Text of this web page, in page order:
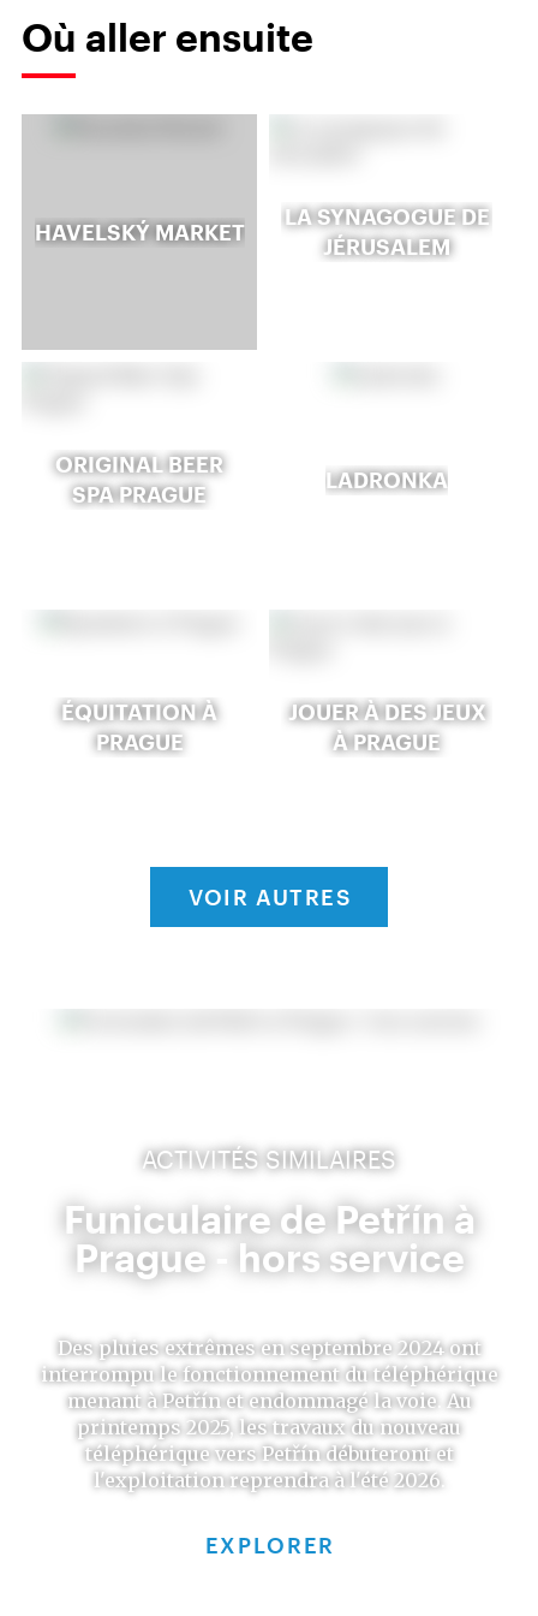
Où aller ensuite
HAVELSKÝ MARKET
LA SYNAGOGUE DE
JÉRUSALEM
ORIGINAL BEER
SPA PRAGUE
LADRONKA
ÉQUITATION À
PRAGUE
JOUER À DES JEUX
À PRAGUE
VOIR AUTRES
ACTIVITÉS SIMILAIRES
Funiculaire de Petřín à
Prague - hors service
Des pluies extrêmes en septembre 2024 ont
interrompu le fonctionnement du téléphérique
menant à Petřín et endommagé la voie. Au
printemps 2025, les travaux du nouveau
téléphérique vers Petřín débuteront et
l'exploitation reprendra à l'été 2026.
EXPLORER